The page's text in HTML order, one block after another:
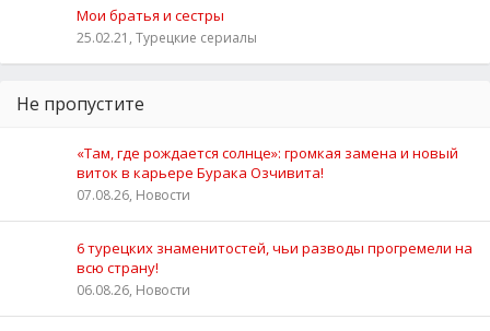
Мои братья и сестры
25.02.21, Турецкие сериалы
Не пропустите
«Там, где рождается солнце»: громкая замена и новый
виток в карьере Бурака Озчивита!
07.08.26, Новости
6 турецких знаменитостей, чьи разводы прогремели на
всю страну!
06.08.26, Новости